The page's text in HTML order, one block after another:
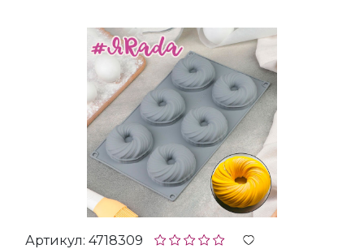
Артикул: 4718309